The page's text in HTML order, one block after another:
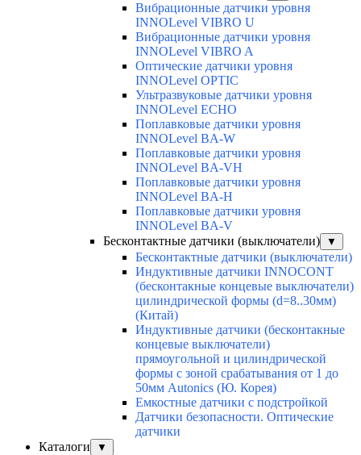
Вибрационные датчики уровня
INNOLevel VIBRO U
Вибрационные датчики уровня
INNOLevel VIBRO A
Оптические датчики уровня
INNOLevel OPTIC
Ультразвуковые датчики уровня
INNOLevel ECHO
Поплавковые датчики уровня
INNOLevel BA-W
Поплавковые датчики уровня
INNOLevel BA-VH
Поплавковые датчики уровня
INNOLevel BA-H
Поплавковые датчики уровня
INNOLevel BA-V
Бесконтактные датчики (выключатели)
▼
Бесконтактные датчики (выключатели)
Индуктивные датчики INNOCONT
(бесконтакные концевые выключатели)
цилиндрической формы (d=8..30мм)
(Китай)
Индуктивные датчики (бесконтакные
концевые выключатели)
прямоугольной и цилиндрической
формы с зоной срабатывания от 1 до
50мм Autonics (Ю. Корея)
Емкостные датчики с подстройкой
Датчики безопасности. Оптические
датчики
Каталоги
▼